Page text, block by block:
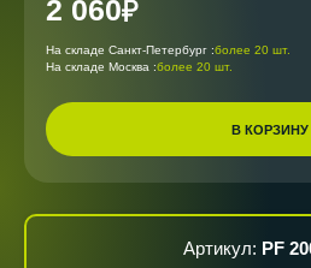
2 060
На складе Санкт-Петербург :более 20 шт.
На складе Москва :более 20 шт.
В КОРЗИНУ
Артикул: PF